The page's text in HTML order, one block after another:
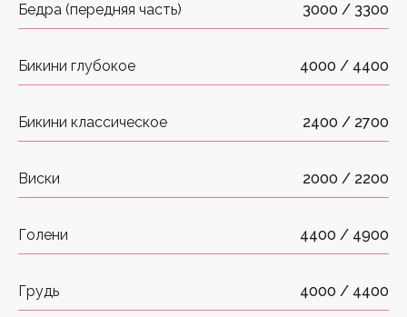
Бедра (передняя часть) 3000 / 3300
Бикини глубокое 4000 / 4400
Бикини классическое 2400 / 2700
Виски 2000 / 2200
Голени 4400 / 4900
Грудь 4000 / 4400